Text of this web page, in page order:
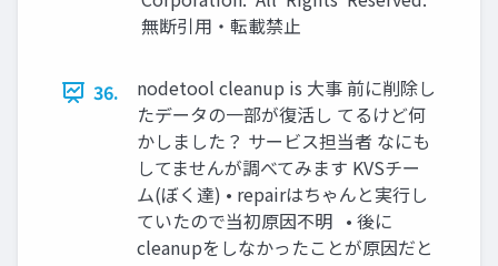
無断引用・転載禁止
36.
nodetool cleanup is 大事 前に削除し
たデータの一部が復活し てるけど何
かしました？ サービス担当者 なにも
してませんが調べてみます KVSチー
ム(ぼく達) • repairはちゃんと実行し
ていたので当初原因不明 • 後に
cleanupをしなかったことが原因だと